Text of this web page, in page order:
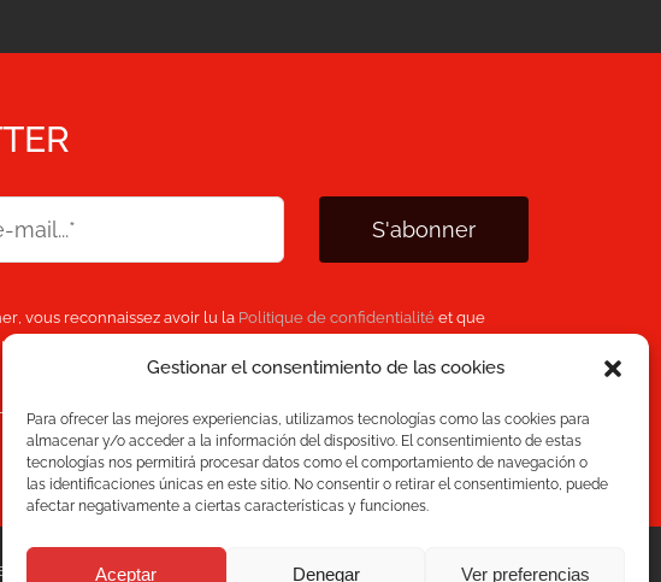
Gestionar el consentimiento de las cookies
Para ofrecer las mejores experiencias, utilizamos tecnologías como las cookies para
almacenar y/o acceder a la información del dispositivo. El consentimiento de estas
tecnologías nos permitirá procesar datos como el comportamiento de navegación o
las identificaciones únicas en este sitio. No consentir o retirar el consentimiento, puede
afectar negativamente a ciertas características y funciones.
Aceptar Denegar Ver preferencias
S'abonner
, vous reconnaissez avoir lu la Politique de confidentialitéet que
informations personnelles fournies ci-dessus pour vous fournir le
Interactivos